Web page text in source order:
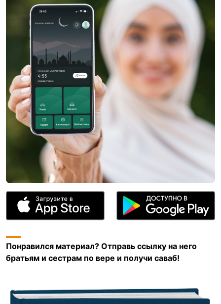
Понравился материал? Отправь ссылку на него
братьям и сестрам по вере и получи саваб!